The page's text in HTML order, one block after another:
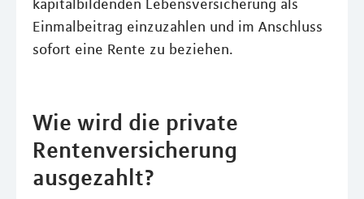
kapitalbildenden Lebensversicherung als
Einmalbeitrag einzuzahlen und im Anschluss
sofort eine Rente zu beziehen.
Wie wird die private
Rentenversicherung
ausgezahlt?